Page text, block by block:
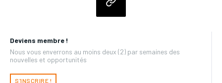
Deviens membre !
Nous vous enverrons au moins deux (2) par semaines des
nouvelles et opportunités
S'INSCRIRE !